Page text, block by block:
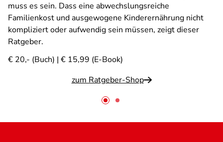
muss es sein. Dass eine abwechslungsreiche
Familienkost und ausgewogene Kinderernährung nicht
kompliziert oder aufwendig sein müssen, zeigt dieser
Ratgeber.
€ 20,- (Buch) | € 15,99 (E-Book)
zum Ratgeber-Shop